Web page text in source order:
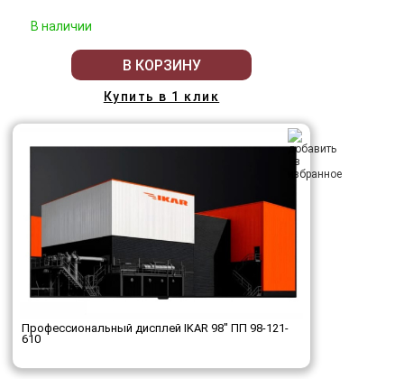
В наличии
В КОРЗИНУ
Купить в 1 клик
Профессиональный дисплей IKAR 98" ПП 98-121-
610